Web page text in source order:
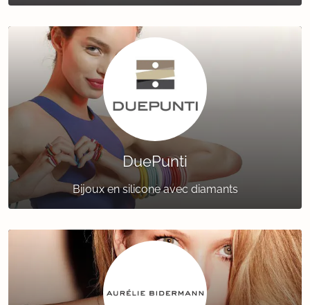
DuePunti
Bijoux en silicone avec diamants